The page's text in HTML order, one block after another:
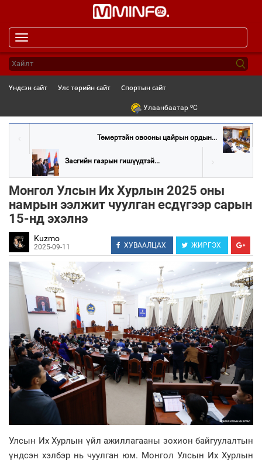
navigation
Үндсэн сайт Улс төрийн сайт Спортын сайт
Улаанбаатар oC
Төмөртэйн овооны цайрын ордын...
Засгийн газрын гишүүдтэй...
Монгол Улсын Их Хурлын 2025 оны
намрын ээлжит чуулган есдүгээр сарын
15-нд эхэлнэ
Kuzmo
2025-09-11 ХУВААЛЦАХ ЖИРГЭХ
Улсын Их Хурлын үйл ажиллагааны зохион байгуулалтын
үндсэн хэлбэр нь чуулган юм. Монгол Улсын Их Хурлын